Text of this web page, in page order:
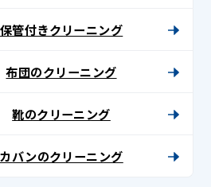
保管付きクリーニング
布団のクリーニング
靴のクリーニング
カバンのクリーニング